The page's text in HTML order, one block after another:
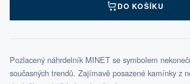
DO KOŠÍKU
Pozlacený náhrdelník MINET se symbolem
současných trendů. Zajímavě posazené kamínky z